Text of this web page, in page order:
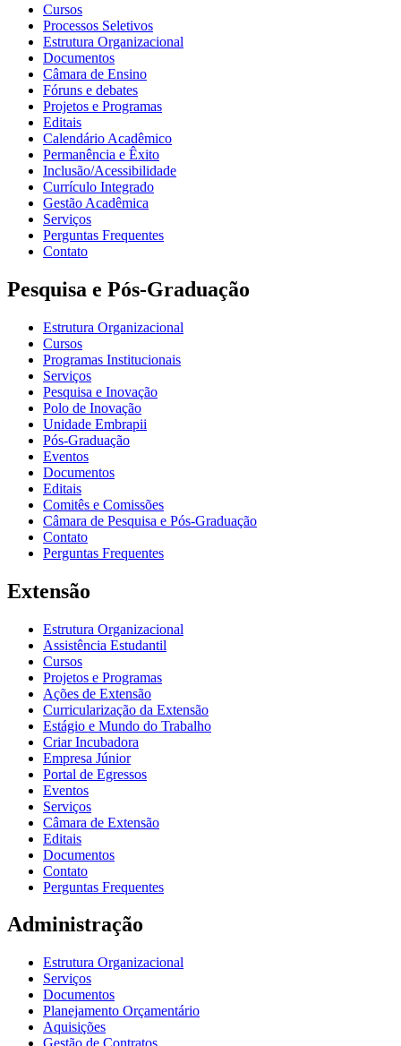
Cursos
Processos Seletivos
Estrutura Organizacional
Documentos
Câmara de Ensino
Fóruns e debates
Projetos e Programas
Editais
Calendário Acadêmico
Permanência e Êxito
Inclusão/Acessibilidade
Currículo Integrado
Gestão Acadêmica
Serviços
Perguntas Frequentes
Contato
Pesquisa e Pós-Graduação
Estrutura Organizacional
Cursos
Programas Institucionais
Serviços
Pesquisa e Inovação
Polo de Inovação
Unidade Embrapii
Pós-Graduação
Eventos
Documentos
Editais
Comitês e Comissões
Câmara de Pesquisa e Pós-Graduação
Contato
Perguntas Frequentes
Extensão
Estrutura Organizacional
Assistência Estudantil
Cursos
Projetos e Programas
Ações de Extensão
Curricularização da Extensão
Estágio e Mundo do Trabalho
Criar Incubadora
Empresa Júnior
Portal de Egressos
Eventos
Serviços
Câmara de Extensão
Editais
Documentos
Contato
Perguntas Frequentes
Administração
Estrutura Organizacional
Serviços
Documentos
Planejamento Orçamentário
Aquisições